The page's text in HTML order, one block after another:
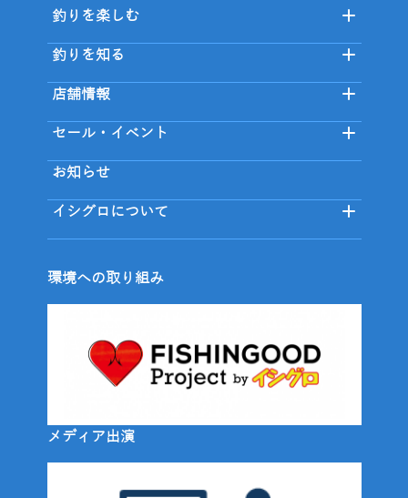
釣りを楽しむ
釣りを知る
店舗情報
セール・イベント
お知らせ
イシグロについて
環境への取り組み
メディア出演